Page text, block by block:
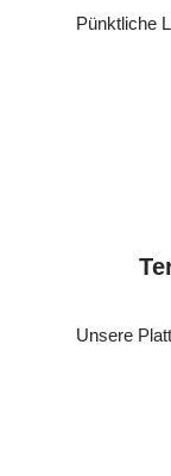
Pünktliche
Unsere